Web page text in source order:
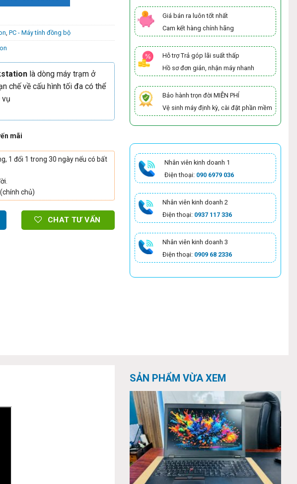
,PC - Máy tính đồng bộ
là dòng máy trạm ở
chế về cấu hình tối đa có thể
vụ
mãi
1 đổi 1 trong 30 ngày nếu có bất
chủ)
CHAT TƯ VẤN
Giá bán ra luôn tốt nhất
Cam kết hàng chính hãng
Hỗ trợ Trả góp lãi suất thấp
Hồ sơ đơn giản, nhận máy nhanh
Bảo hành trọn đời MIỄN PHÍ
Vệ sinh máy định kỳ, cài đặt phần mềm
Nhân viên kinh doanh 1
Điện thoại: 090 6979 036
Nhân viên kinh doanh 2
Điện thoại: 0937 117 336
Nhân viên kinh doanh 3
Điện thoại: 0909 68 2336
SẢN PHẨM VỪA XEM